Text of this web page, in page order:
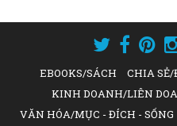
EBOOKS/SÁCH CHIA SẺ/
KINH DOANH/LIÊN
VĂN HÓA/MỤC - ĐÍCH - SỐNG